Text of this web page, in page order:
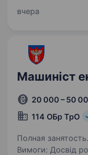
пройшла бойове
вчера
Машиніст
20 000 – 50
114 ОБр ТрО
Полная
Вимоги: Досвід роботи на екскаваторній